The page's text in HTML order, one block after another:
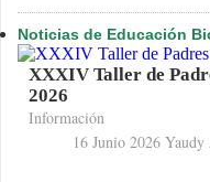
Noticias de Educación
XXXIV Taller de
2026
Información
16 Junio 2026